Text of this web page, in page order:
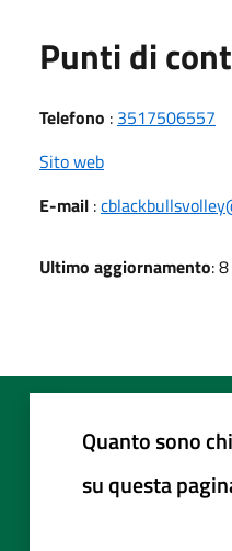
Punti di
Telefono : 3517506557
Sito web
E-mail :
Ultimo aggiornamento:
Quanto sono
su questa